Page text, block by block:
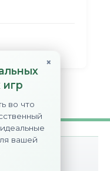
×
игр
во что
вашей